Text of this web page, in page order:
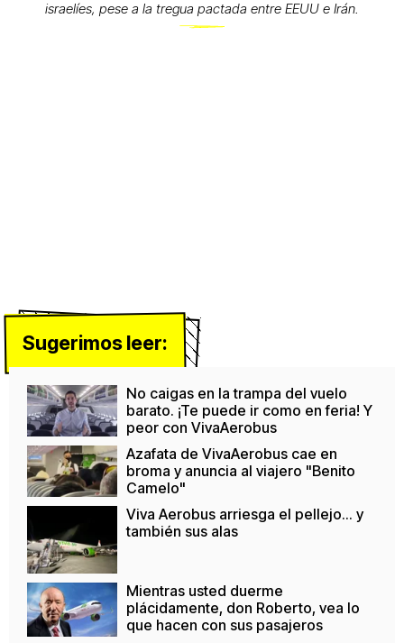
israelíes, pese a la tregua pactada entre EEUU e Irán.
Sugerimos leer:
No caigas en la trampa del vuelo
barato. ¡Te puede ir como en feria! Y
peor con VivaAerobus
Azafata de VivaAerobus cae en
broma y anuncia al viajero "Benito
Camelo"
Viva Aerobus arriesga el pellejo... y
también sus alas
Mientras usted duerme
plácidamente, don Roberto, vea lo
que hacen con sus pasajeros